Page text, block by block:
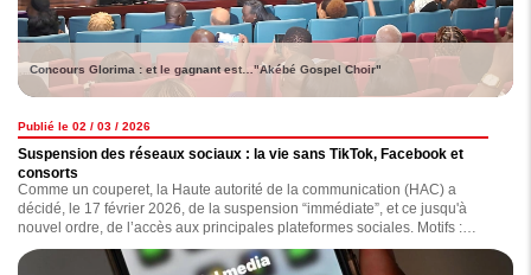
Concours Glorima : et le gagnant est…"Akébé Gospel Choir"
Publié le 02 / 03 / 2026
Suspension des réseaux sociaux : la vie sans TikTok, Facebook et
consorts
Comme un couperet, la Haute autorité de la communication (HAC) a
décidé, le 17 février 2026, de la suspension “immédiate”, et ce jusqu'à
nouvel ordre, de l’accès aux principales plateformes sociales. Motifs :
diffusion de contenus jugés “inappropriés, diffamatoires, haineux ou
injurieux”. Depuis lors, comment la population vit-elle cette situation ?